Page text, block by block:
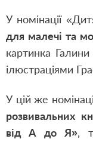
У номінації
для малечі та
картинка
ілюстраціями
У цій же
розвивальних
від А до Я»,